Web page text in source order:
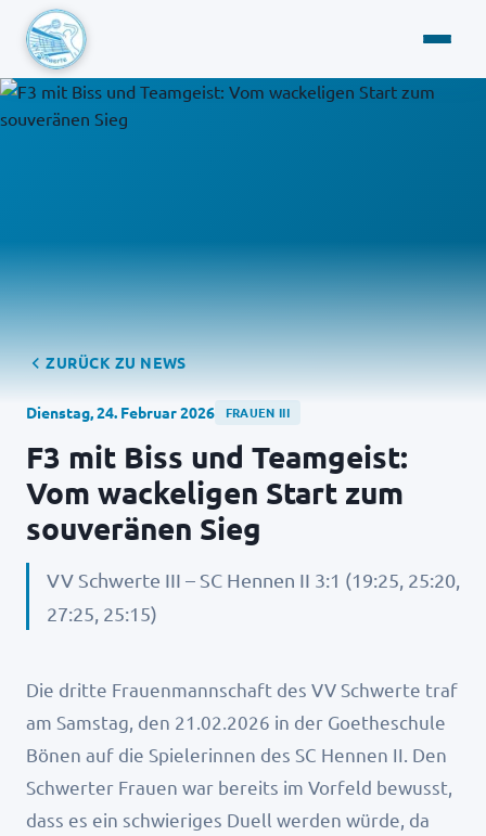
ZURÜCK ZU NEWS
Dienstag, 24. Februar 2026 FRAUEN III
F3 mit Biss und Teamgeist:
Vom wackeligen Start zum
souveränen Sieg
VV Schwerte III – SC Hennen II 3:1 (19:25, 25:20,
27:25, 25:15)
Die dritte Frauenmannschaft des VV Schwerte traf
am Samstag, den 21.02.2026 in der Goetheschule
Bönen auf die Spielerinnen des SC Hennen II. Den
Schwerter Frauen war bereits im Vorfeld bewusst,
dass es ein schwieriges Duell werden würde, da